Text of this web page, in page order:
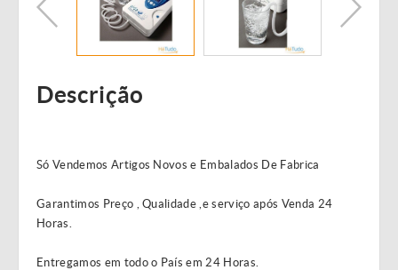
Descrição
Só Vendemos Artigos Novos e Embalados De Fabrica
Garantimos Preço , Qualidade ,e serviço após Venda 24
Horas.
Entregamos em todo o País em 24 Horas.